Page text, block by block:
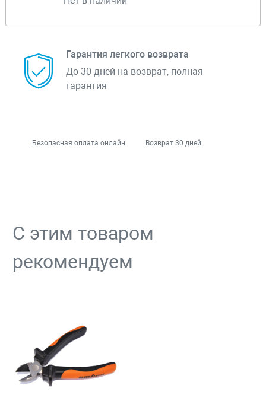
Гарантия легкого возврата
До 30 дней на возврат, полная
гарантия
Безопасная оплата онлайн Возврат 30 дней
С этим товаром
рекомендуем